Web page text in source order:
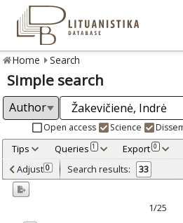
Home Search
Simple search
Open access Science
Tips Queries 1 Export 0
Adjusted by criteria 0
Year
Adjust 0 Search results: 33
1/25